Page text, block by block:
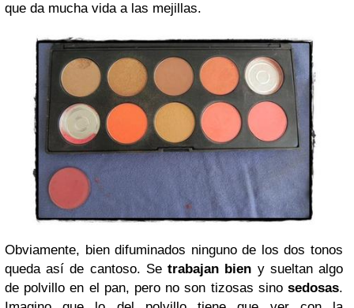
que da mucha vida a las mejillas.
Obviamente, bien difuminados ninguno de los dos tonos
queda así de cantoso. Setrabajan bien y sueltan algo
de polvillo en el pan, pero no son tizosas sino sedosas.